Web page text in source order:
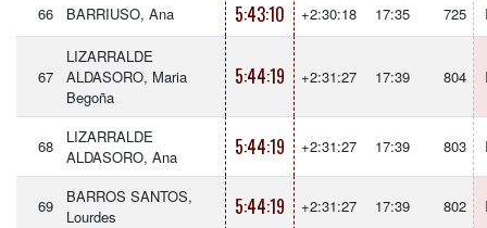
66 BARRIUSO, Ana 5:43:10 +2:30:18 17:35 725
67
LIZARRALDE
ALDASORO, Maria
Begoña
5:44:19 +2:31:27 17:39 804
68
LIZARRALDE
ALDASORO, Ana
5:44:19 +2:31:27 17:39 803
69
BARROS SANTOS,
Lourdes
5:44:19 +2:31:27 17:39 802